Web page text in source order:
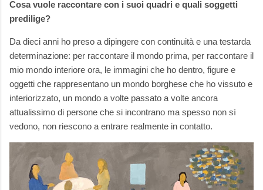
Cosa vuole raccontare con i suoi quadri e quali soggetti
predilige?
Da dieci anni ho preso a dipingere con continuità e una testarda
determinazione: per raccontare il mondo prima, per raccontare il
mio mondo interiore ora, le immagini che ho dentro, figure e
oggetti che rappresentano un mondo borghese che ho vissuto e
interiorizzato, un mondo a volte passato a volte ancora
attualissimo di persone che si incontrano ma spesso non sì
vedono, non riescono a entrare realmente in contatto.